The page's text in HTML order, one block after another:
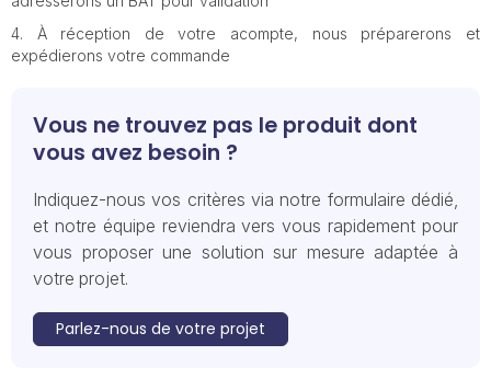
À réception de votre acompte, nous préparerons et
expédierons votre commande
Vous ne trouvez pas le produit dont
vous avez besoin ?
Indiquez-nous vos critères via notre formulaire dédié,
et notre équipe reviendra vers vous rapidement pour
vous proposer une solution sur mesure adaptée à
votre projet.
Parlez-nous de votre projet